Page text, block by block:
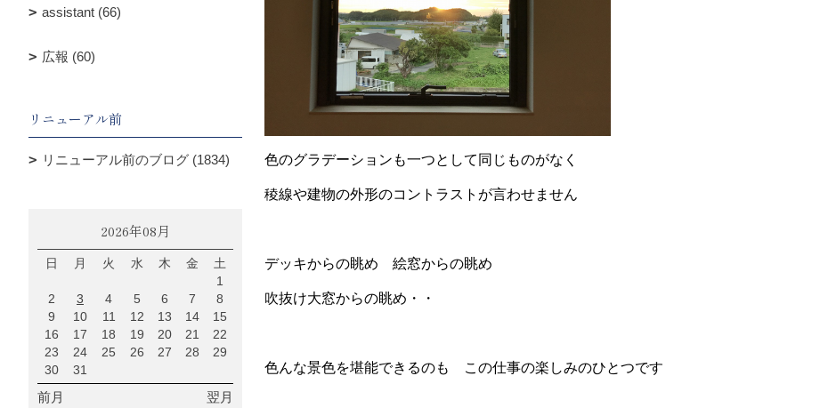
色のグラデーションも一つとして同じものがなく
稜線や建物の外形のコントラストが言わせません
デッキからの眺め 絵窓からの眺め
吹抜け大窓からの眺め・・
色んな景色を堪能できるのも この仕事の楽しみのひとつです
assistant (66)
広報 (60)
リニューアル前
リニューアル前のブログ (1834)
2026年08月
日 月 火 水 木 金
土
1
2
3 4 5 6 7
8
9
10 11 12 13 14
15
16
17 18 19 20 21
22
23
24 25 26 27 28
29
30
31
前月 翌月